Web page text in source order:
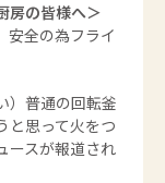
房の皆様へ＞
安全の為フライ
）普通の回転釜
と思って火をつ
ースが報道され